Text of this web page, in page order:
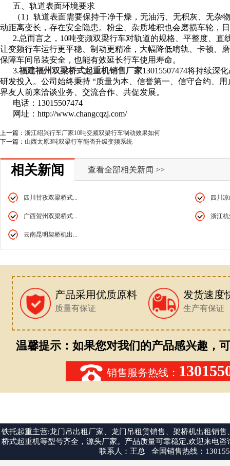
五、轨道表面环境要求
（1）轨道表面需要保持干净干燥，无油污、无积灰、无杂
动距离变长，存在安全隐患。粉尘、杂质堆积也会磨损车轮，
2.总而言之，10吨变频双梁行车对轨道的规格、平整度、
让变频行车运行更平稳、制动更精准，大幅降低啃轨、卡顿、
保障车间吊装安全，也能有效延长行车使用寿命。
3.福建福州双梁桥式起重机销售厂家13015507474将持续深
研发投入。公司始终秉持 “质量为本、信誉第一、信守合约、
界友人前来洽谈业务、交流合作、共促发展。
电话：13015507474
网址：http://www.changcqzj.com/
上一篇： 浙江绍兴行车厂家10吨变频双梁行车制动效果如何
下一篇： 山西太原3吨双梁行车能否升级变频系统
相关新闻
四川甘孜双梁桥式... 四川
广西贺州双梁桥式... 浙江
云南昆明架桥机出...
查看全部相关新闻 >>
产品采用优质原料
质量有保证
发货速度
生产有保证
温馨提示：如果您对我们的产品感兴趣，
销售服务热线：
铁托起重主营:龙门吊出租厂家、龙门吊租赁销售、架桥机出租销
桥式起重机等型号齐全，源头厂家。产品质量可靠稳定,欢迎来电
联系人：王总 全国销售热线：